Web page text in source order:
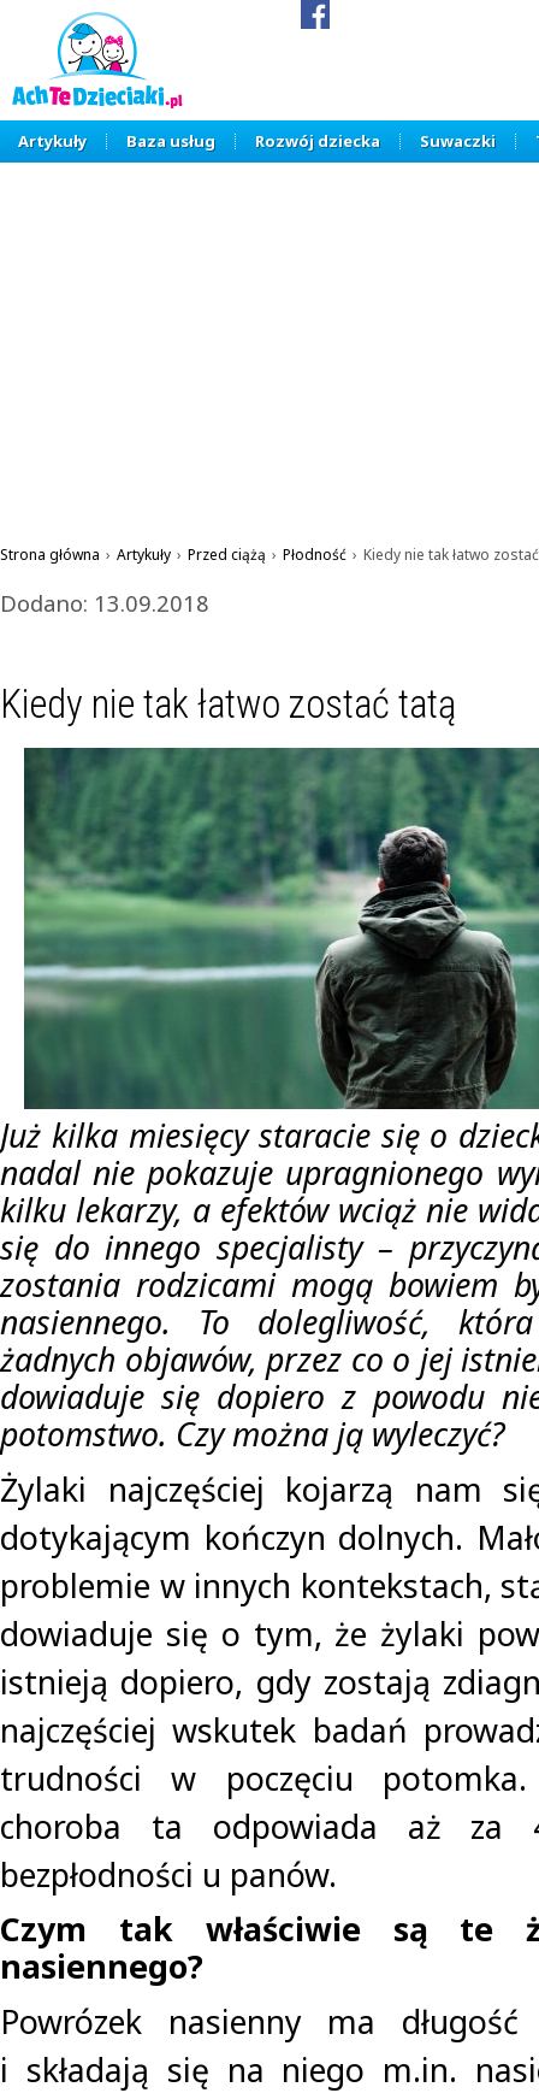
Artykuły Baza usług Rozwój dziecka Suwaczki
Strona główna › Artykuły › Przed ciążą › Płodność › Kiedy nie tak łatwo
Dodano: 13.09.2018
Kiedy nie tak łatwo zostać tatą
Już kilka miesięcy staracie się o
nadal nie pokazuje upragnionego
kilku lekarzy, a efektów wciąż nie
się do innego specjalisty –
zostania rodzicami mogą bowiem
nasiennego. To dolegliwość,
żadnych objawów, przez co o jej
dowiaduje się dopiero z powodu
potomstwo. Czy można ją wyleczyć?
Żylaki najczęściej kojarzą nam
dotykającym kończyn dolnych.
problemie w innych kontekstach,
dowiaduje się o tym, że żylaki
istnieją dopiero, gdy zostają
najczęściej wskutek badań
trudności w poczęciu
choroba ta odpowiada aż za
bezpłodności u panów.
Czym tak właściwie są te
nasiennego?
Powrózek nasienny ma
i składają się na niego m.in.